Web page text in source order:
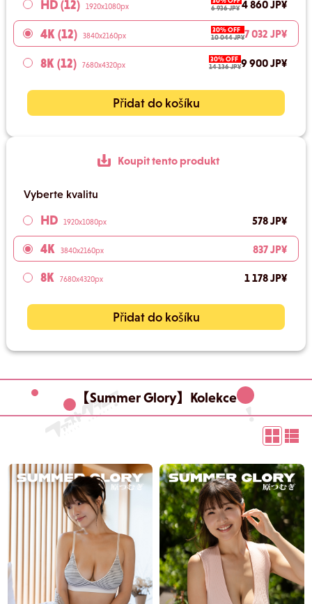
HD (12) 1920x1080px
6 936 JP¥ 4 860 JP¥
4K (12) 3840x2160px
30% OFF
10 044 JP¥7 032 JP¥
8K (12) 7680x4320px
30% OFF
14 136 JP¥9 900 JP¥
Přidat do košíku
Koupit tento produkt
Vyberte kvalitu
HD 1920x1080px 578 JP¥
4K 3840x2160px 837 JP¥
8K 7680x4320px 1 178 JP¥
Přidat do košíku
【Summer Glory】Kolekce